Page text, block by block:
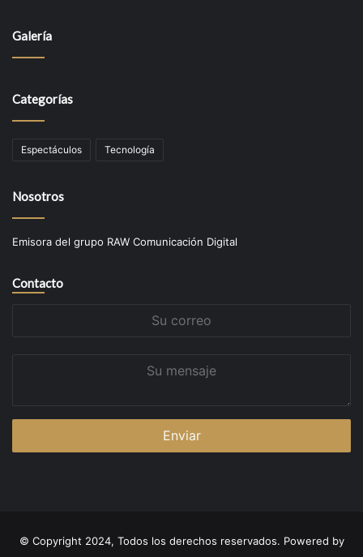
Galería
Categorías
Espectáculos Tecnología
Nosotros
Emisora del grupo RAW Comunicación Digital
Contacto
© Copyright 2024, Todos los derechos reservados. Powered by